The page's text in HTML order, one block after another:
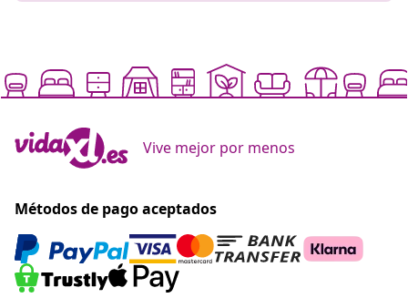
Vive mejor por menos
Métodos de pago aceptados